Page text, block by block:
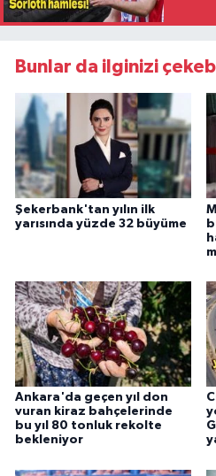
Bunlar da ilginizi
Şekerbank'tan yılın ilk
yarısında yüzde 32 büyüme
Ankara'da geçen yıl don
vuran kiraz bahçelerinde
bu yıl 80 tonluk rekolte
bekleniyor